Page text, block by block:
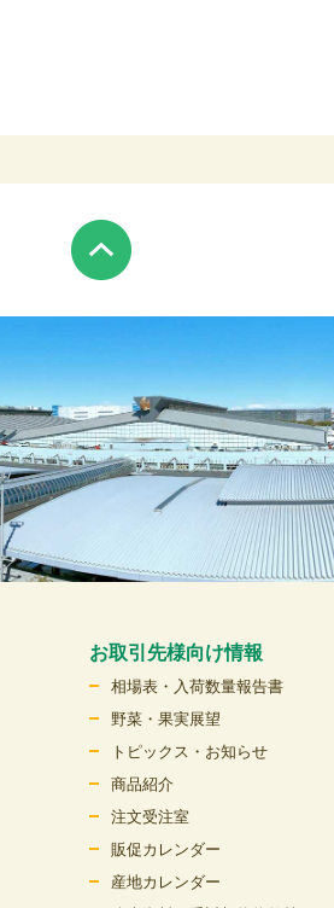
お取引先様向け情報
相場表・入荷数量報告書
野菜・果実展望
トピックス・お知らせ
商品紹介
注文受注室
販促カレンダー
産地カレンダー